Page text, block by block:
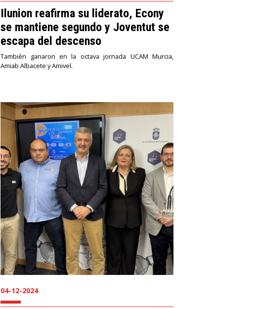
Ilunion reafirma su liderato, Econy
se mantiene segundo y Joventut se
escapa del descenso
También ganaron en la octava jornada UCAM Murcia,
Amiab Albacete y Amivel.
04-12-2024